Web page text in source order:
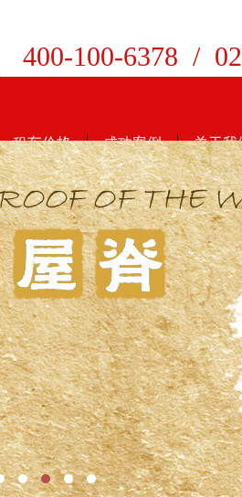
400-100-6378 /
租车价格 成功案例 关于我